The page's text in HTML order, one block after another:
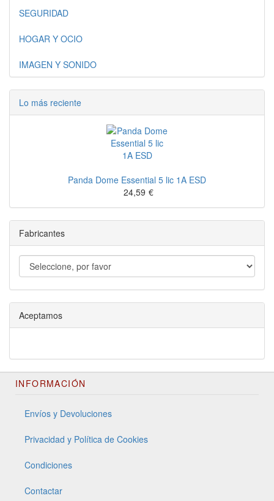
SEGURIDAD
HOGAR Y OCIO
IMAGEN Y SONIDO
Lo más reciente
Panda Dome Essential 5 lic 1A ESD
24,59 €
Fabricantes
Aceptamos
INFORMACIÓN
Envíos y Devoluciones
Privacidad y Política de Cookies
Condiciones
Contactar